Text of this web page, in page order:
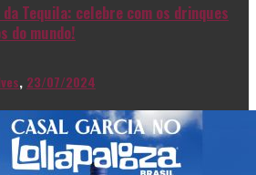
Tequila: celebre com os drinques
do mundo!
, 23/07/2024